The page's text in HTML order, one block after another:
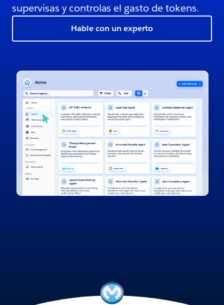
supervisas y controlas el gasto de tokens.
Hable con un experto